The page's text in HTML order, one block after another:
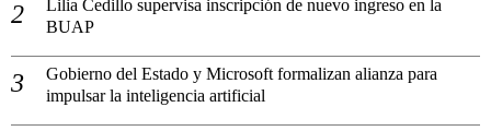
Lilia Cedillo supervisa inscripción de nuevo ingreso en la
BUAP
Gobierno del Estado y Microsoft formalizan alianza para
impulsar la inteligencia artificial